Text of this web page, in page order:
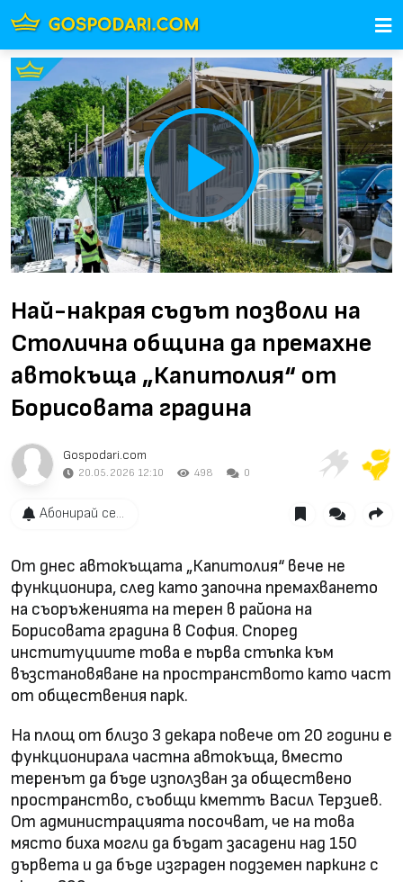
Play
Video
Най-накрая съдът позволи на
Столична община да премахне
автокъща „Капитолия“ от
Борисовата градина
Gospodari.com
20.05.2026 12:10 498 0
Абонирай се...
От днес автокъщата „Капитолия“ вече не
функционира, след като започна премахването
на съоръженията на терен в района на
Борисовата градина в София. Според
институциите това е първа стъпка към
възстановяване на пространството като част
от обществения парк.
На площ от близо 3 декара повече от 20 години е
функционирала частна автокъща, вместо
теренът да бъде използван за обществено
пространство, съобщи кметтъ Васил Терзиев.
От администрацията посочват, че на това
място биха могли да бъдат засадени над 150
дървета и да бъде изграден подземен паркинг с